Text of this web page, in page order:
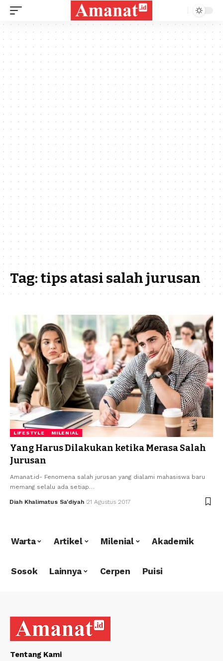
Tag:tips atasi salah jurusan
LIFESTYLE MILENIAL
Yang Harus Dilakukan ketika Merasa Salah
Jurusan
Amanat.id- Fenomena salah jurusan yang dialami mahasiswa baru
memang selalu ada setiap…
Diah Khalimatus Sa'diyah 21 Agustus 2017
Warta Artikel Milenial Akademik
Sosok Lainnya Cerpen Puisi
Tentang Kami